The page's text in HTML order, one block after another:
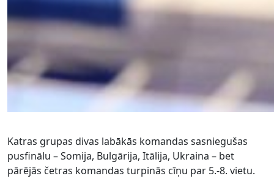
Katras grupas divas labākās komandas sasniegušas
pusfinālu – Somija, Bulgārija, Itālija, Ukraina – bet
pārējās četras komandas turpinās cīņu par 5.-8. vietu.